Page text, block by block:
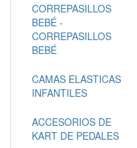
CORREPASILLOS
BEBÉ -
CORREPASILLOS
BEBÉ
CAMAS ELASTICAS
INFANTILES
ACCESORIOS DE
KART DE PEDALES